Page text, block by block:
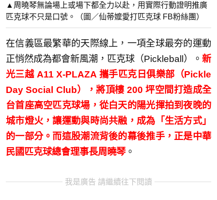
▲周曉琴無論場上或場下都全力以赴，用實際行動證明推廣
匹克球不只是口號。（圖／仙蒂嬤愛打匹克球 FB粉絲團）
在信義區最繁華的天際線上，一項全球最夯的運動
正悄然成為都會新風潮，匹克球（Pickleball）。 新
光三越 A11 X-PLAZA 攜手匹克日俱樂部（Pickle
Day Social Club），將頂樓 200 坪空間打造成全
台首座高空匹克球場，從白天的陽光揮拍到夜晚的
城市燈火，讓運動與時尚共融，成為「生活方式」
的一部分。而這股潮流背後的幕後推手，正是中華
民國匹克球總會理事長周曉琴。
我是廣告 請繼續往下閱讀